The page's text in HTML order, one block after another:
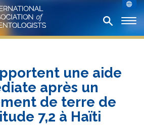
une aide
après un
de terre de
7,2 à Haïti